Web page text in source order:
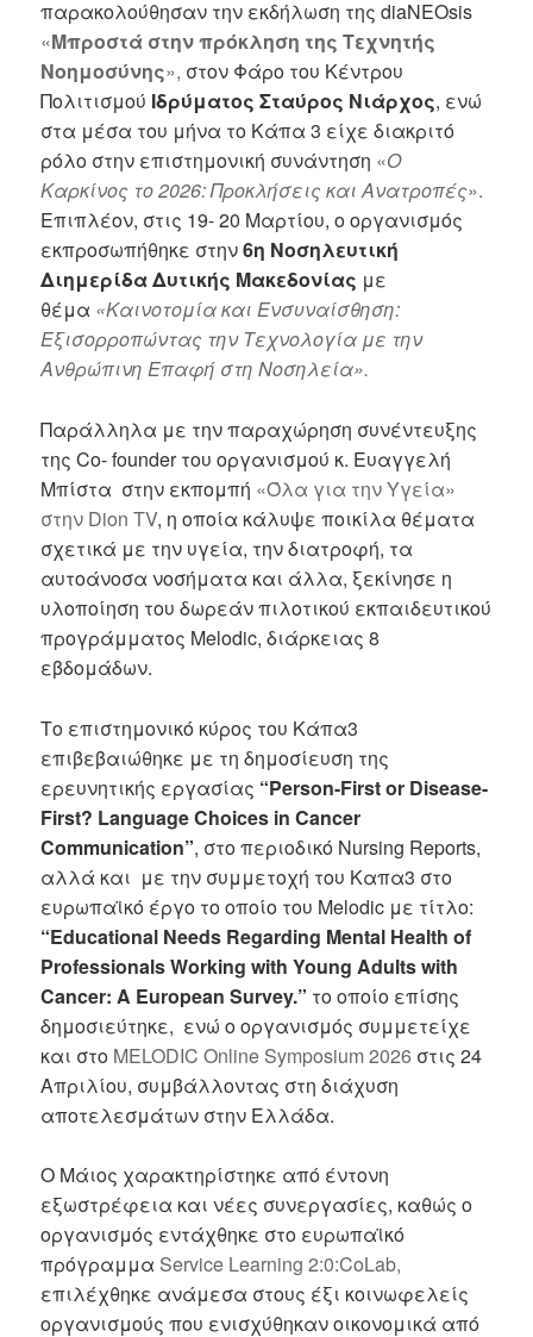
παρακολούθησαν την εκδήλωση της diaNEOsis
«Μπροστά στην πρόκληση της Τεχνητής
Νοημοσύνης», στον Φάρο του Κέντρου
Πολιτισμού Ιδρύματος Σταύρος Νιάρχος, ενώ
στα μέσα του μήνα το Κάπα 3 είχε διακριτό
ρόλο στην επιστημονική συνάντηση «Ο
Καρκίνος το 2026: Προκλήσεις και Ανατροπές».
Επιπλέον, στις 19- 20 Μαρτίου, ο οργανισμός
εκπροσωπήθηκε στην6η Νοσηλευτική
Διημερίδα Δυτικής Μακεδονίας με
θέμα «Καινοτομία και Ενσυναίσθηση:
Εξισορροπώντας την Τεχνολογία με την
Ανθρώπινη Επαφή στη Νοσηλεία».
Παράλληλα με την παραχώρηση συνέντευξης
της Co- founder του οργανισμού κ. Ευαγγελή
Μπίστα στην εκπομπή «Όλα για την Υγεία»
στην Dion TV, η οποία κάλυψε ποικίλα θέματα
σχετικά με την υγεία, την διατροφή, τα
αυτοάνοσα νοσήματα και άλλα, ξεκίνησε η
υλοποίηση του δωρεάν πιλοτικού εκπαιδευτικού
προγράμματος Melodic, διάρκειας 8
εβδομάδων.
Το επιστημονικό κύρος του Κάπα3
επιβεβαιώθηκε με τη δημοσίευση της
ερευνητικής εργασίας “Person-First or Disease-
First? Language Choices in Cancer
Communication”, στο περιοδικό Nursing Reports,
αλλά και με την συμμετοχή του Καπα3 στο
ευρωπαϊκό έργο το οποίο του Melodic με τίτλο:
“Educational Needs Regarding Mental Health of
Professionals Working with Young Adults with
Cancer: A European Survey.” το οποίο επίσης
δημοσιεύτηκε, ενώ ο οργανισμός συμμετείχε
και στο MELODIC Online Symposium 2026 στις 24
Απριλίου, συμβάλλοντας στη διάχυση
αποτελεσμάτων στην Ελλάδα.
Ο Μάιος χαρακτηρίστηκε από έντονη
εξωστρέφεια και νέες συνεργασίες, καθώς ο
οργανισμός εντάχθηκε στο ευρωπαϊκό
πρόγραμμα Service Learning 2:0:CoLab,
επιλέχθηκε ανάμεσα στους έξι κοινωφελείς
οργανισμούς που ενισχύθηκαν οικονομικά από